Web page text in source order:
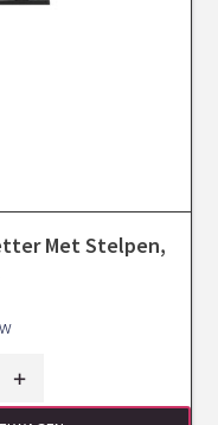
Met Stelpen,
+